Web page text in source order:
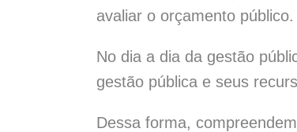
avaliar o orçamento público.
No dia a dia da gestão
gestão pública e seus
Dessa forma,